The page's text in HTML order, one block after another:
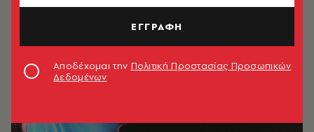
ΕΓΓΡΑΦΗ
Αποδέχομαι την Πολιτική Προστασίας Προσωπικών
Δεδομένων